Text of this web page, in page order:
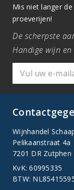
Mis niet langer
proeverijen!
De scherpste
Handige wijn
Wijnhandel
Pelikaanstraat 4a
7201 DR Zutphen
KvK: 60995335
BTW: